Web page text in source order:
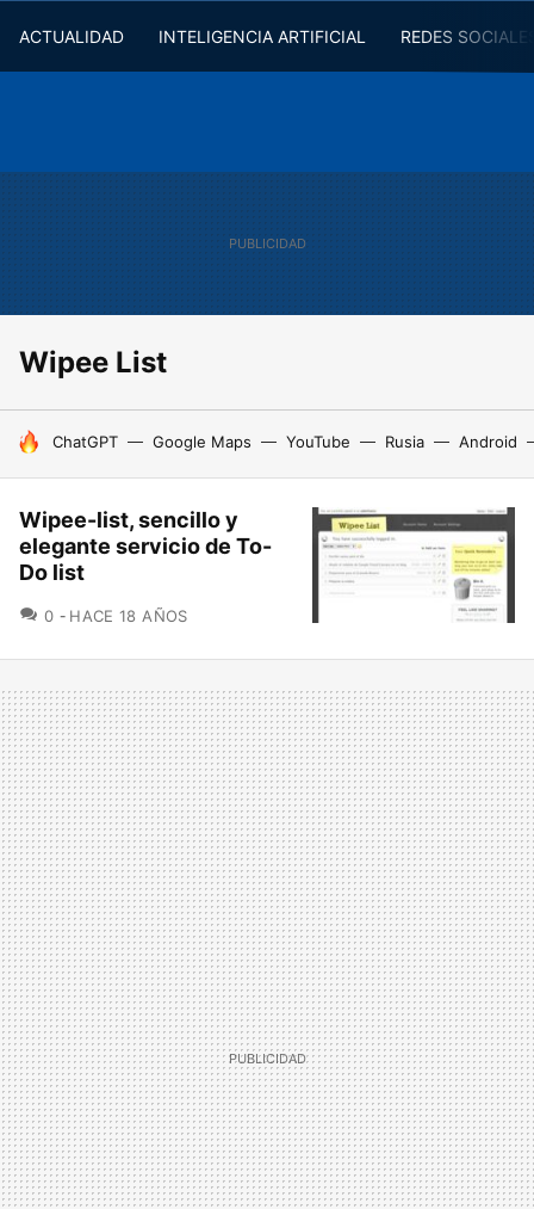
ACTUALIDAD INTELIGENCIA ARTIFICIAL REDES
Wipee List
HOY SE HABLA DE
ChatGPT Google Maps YouTube Rusia Android
Wipee-list, sencillo y
elegante servicio de To-
Do list
0 COMENTARIOS
HACE 18 AÑOS